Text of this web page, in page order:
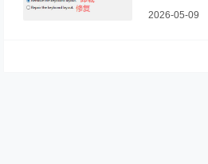
指南
2026-05-09